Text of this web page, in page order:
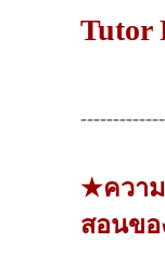
Tutor
★ความ
สอนข